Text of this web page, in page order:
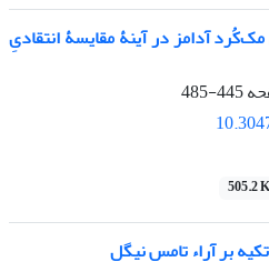
آدامز در آینۀ مقایسۀ انتقادیِ
445-485
505.2
بر آراء تامس نیگل